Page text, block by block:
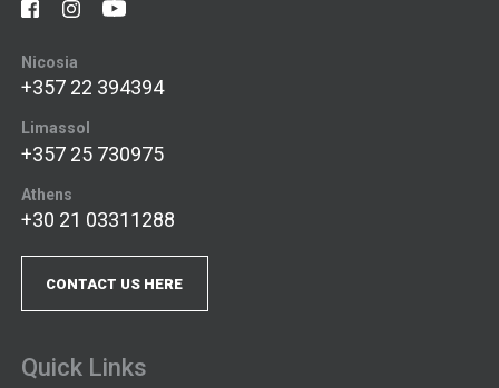
Nicosia
+357 22 394394
Limassol
+357 25 730975
Athens
+30 21 03311288
CONTACT US HERE
Quick Links